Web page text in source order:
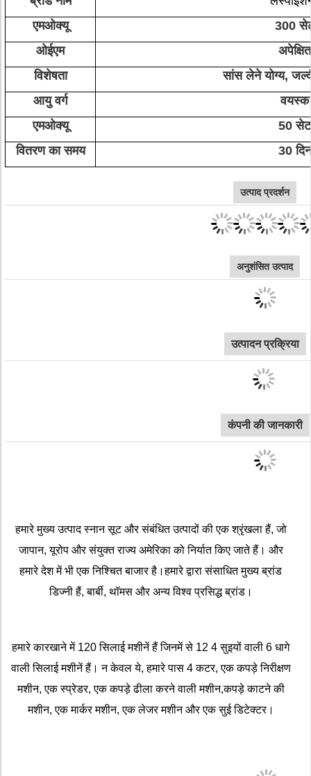
एमओक्यू
300
ओईएम
अपेक्षित
विशेषता
सांस लेने योग्य,
आयु वर्ग
वयस्क
एमओक्यू
50 सेट
वितरण का समय
30 दिन
उत्पाद प्रदर्शन
अनुशंसित उत्पाद
उत्पादन प्रक्रिया
कंपनी की जानकारी
हमारे मुख्य उत्पाद स्नान सूट और संबंधित उत्पादों की एक श्रृंखला हैं, जो
जापान, यूरोप और संयुक्त राज्य अमेरिका को निर्यात किए जाते हैं। और
हमारे देश में भी एक निश्चित बाजार है।हमारे द्वारा संसाधित मुख्य ब्रांड
डिज्नी हैं, बार्बी, थॉमस और अन्य विश्व प्रसिद्ध ब्रांड।
हमारे कारखाने में 120 सिलाई मशीनें हैं जिनमें से 12 4 सुइयों वाली 6 धागे
वाली सिलाई मशीनें हैं। न केवल ये, हमारे पास 4 कटर, एक कपड़े निरीक्षण
मशीन, एक स्प्रेडर, एक कपड़े ढीला करने वाली मशीन,कपड़े काटने की
मशीन, एक मार्कर मशीन, एक लेजर मशीन और एक सुई डिटेक्टर।